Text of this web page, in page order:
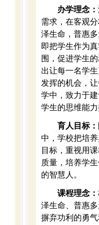
办学理念：
需求，在客观
泽生命，普惠
即把学生作为
围，促进学生
出让每一名学
发挥的机会，
学中，致力于
学生的思维能
育人目标：
中，学校把培
目标，重视用
质量，培养学
的智慧人。
课程理念：
泽生命、普惠
摒弃功利的勇